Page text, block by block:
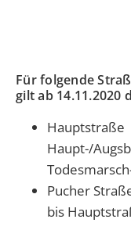
Für folgende
gilt ab 14.11.2020
Hauptstraße
Haupt-/
Pucher
bis